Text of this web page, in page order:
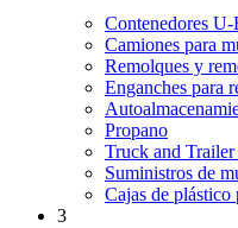
Contenedores
Camiones para
Remolques y
Enganches para
Propano
Truck and Trailer
Suministros de
Cajas de plástico
3